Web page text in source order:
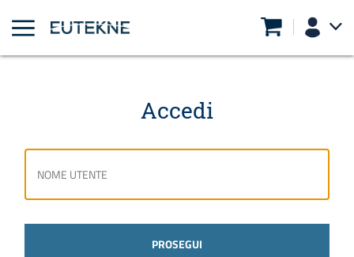
Accedi
PROSEGUI